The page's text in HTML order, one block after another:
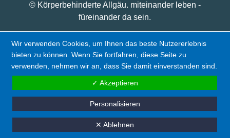
© Körperbehinderte Allgäu. miteinander leben -
füreinander da sein.
Wir verwenden Cookies, um Ihnen das beste Nutzererlebnis
bieten zu können. Wenn Sie fortfahren, diese Seite zu
verwenden, nehmen wir an, dass Sie damit einverstanden sind.
✓ Akzeptieren
Personalisieren
✕ Ablehnen